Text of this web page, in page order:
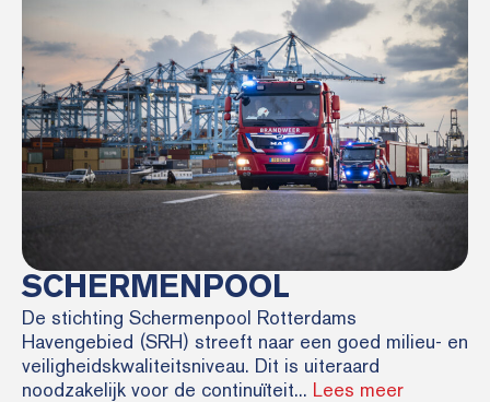
SCHERMENPOOL
De stichting Schermenpool Rotterdams
Havengebied (SRH) streeft naar een goed milieu- en
veiligheidskwaliteitsniveau. Dit is uiteraard
noodzakelijk voor de continuïteit... Lees meer